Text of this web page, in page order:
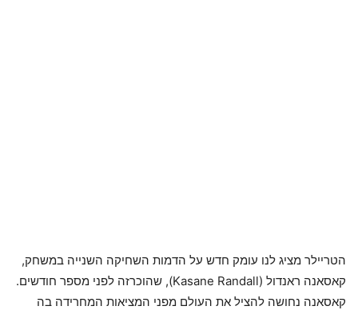
הטריילר מציג לנו עומק חדש על הדמות השחיקה השנייה במשחק,
קאסאנה ראנדול (Kasane Randall), שהוכרזה לפני מספר חודשים.
קאסאנה נחושה להציל את העולם מפני המציאות המחרידה בה